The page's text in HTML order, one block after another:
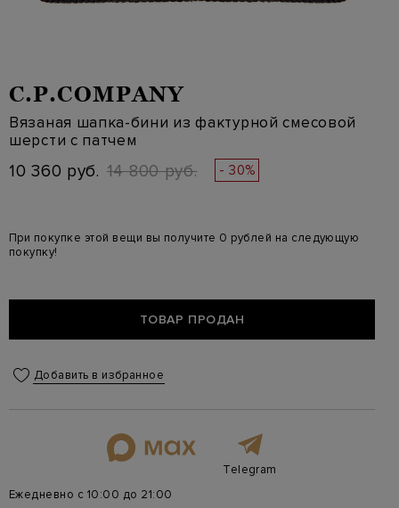
C.P.COMPANY
Вязаная шапка-бини из фактурной смесовой
шерсти с патчем
10 360 руб. 14 800 руб. - 30%
При покупке этой вещи вы получите 0 рублей на следующую
покупку!
ТОВАР ПРОДАН
Добавить в избранное
Telegram
Ежедневно с 10:00 до 21:00